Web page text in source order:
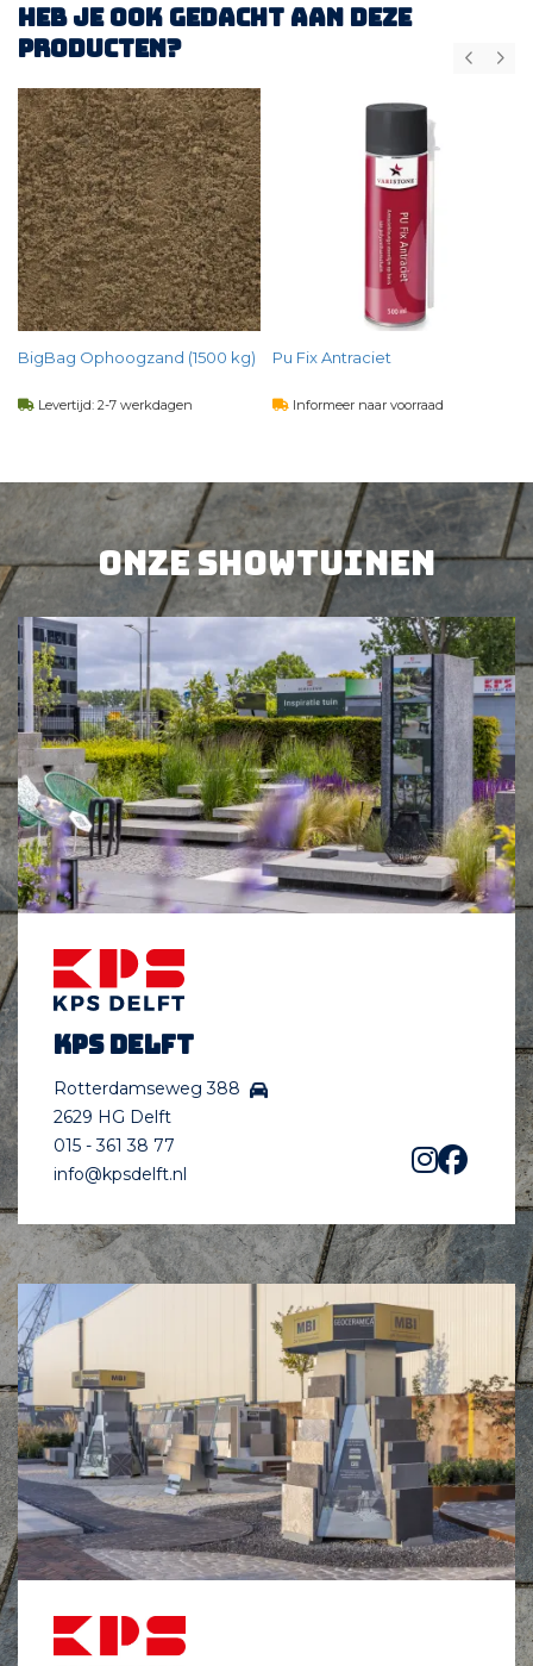
Heb je ook gedacht aan deze
producten?
BigBag Ophoogzand (1500 kg)
Levertijd: 2-7 werkdagen
BEKIJK PRODUCT
Pu Fix Antraciet
Informeer naar voorraad
BEKIJK PRODUCT
Onze showtuinen
KPS Delft
Rotterdamseweg 388
2629 HG Delft
015 - 361 38 77
info@kpsdelft.nl